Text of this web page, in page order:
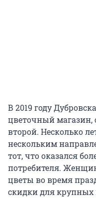
В 2019 году
цветочный магазин,
второй. Несколько
нескольким
тот, что оказался
потребителя.
цветы во время
скидки для крупных